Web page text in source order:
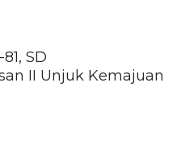
SD
II Unjuk Kemajuan